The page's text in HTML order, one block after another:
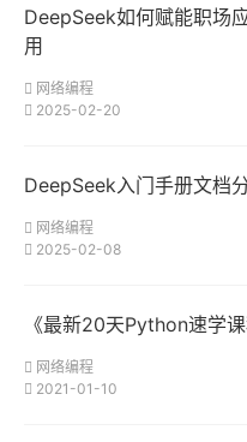
DeepSeek如何赋能职场
用
网络编程
2025-02-20
DeepSeek入门手册文档
网络编程
2025-02-08
《最新20天Python速学课
网络编程
2021-01-10